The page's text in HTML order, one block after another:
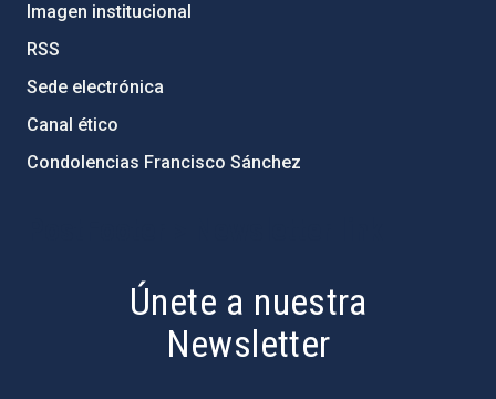
Imagen institucional
RSS
Sede electrónica
Canal ético
Condolencias Francisco Sánchez
Únete a nuestra
Newsletter